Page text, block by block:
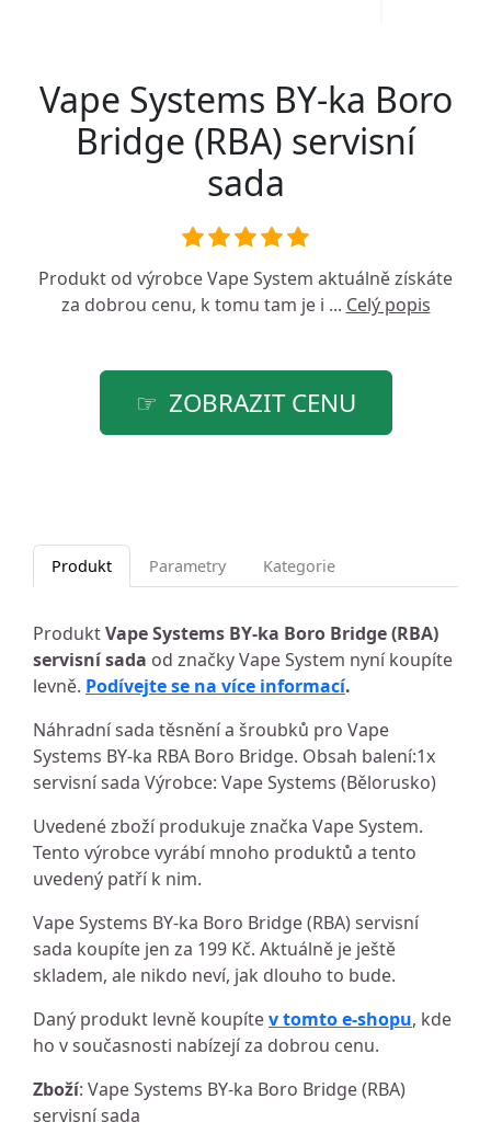
Vape Systems BY-ka Boro
Bridge (RBA) servisní
sada
Produkt od výrobceVape System aktuálně získáte
za dobrou cenu, k tomu tam je i ... Celý popis
ZOBRAZIT CENU
Produkt Parametry Kategorie
ProduktVape Systems BY-ka Boro Bridge (RBA)
servisní sada od značky Vape System nyní koupíte
levně. Podívejte se na více informací.
Náhradní sada těsnění a šroubků pro Vape
Systems BY-ka RBA Boro Bridge. Obsah balení:1x
servisní sada Výrobce: Vape Systems (Bělorusko)
Uvedené zboží produkuje značka Vape System.
Tento výrobce vyrábí mnoho produktů a tento
uvedený patří k nim.
Vape Systems BY-ka Boro Bridge (RBA) servisní
sada koupíte jen za 199 Kč. Aktuálně je ještě
skladem, ale nikdo neví, jak dlouho to bude.
Daný produkt levně koupítev tomto e-shopu, kde
ho v současnosti nabízejí za dobrou cenu.
Zboží: Vape Systems BY-ka Boro Bridge (RBA)
servisní sada